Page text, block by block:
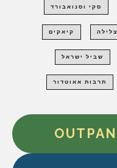
סקי וסנואבורד
צלילה קיאקים
שביל ישראל
תרבות אאוטדור